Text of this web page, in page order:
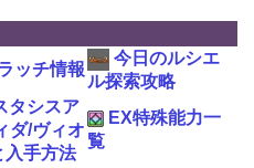
ッチ情報
今日のルシエ
ル探索攻略
タシスア
ダ/ヴィオ
入手方法
EX特殊能力一
覧